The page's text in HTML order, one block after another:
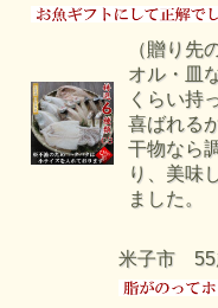
（贈り先
オル・皿
くらい持
喜ばれる
干物なら
り、美味
ました。
米子市